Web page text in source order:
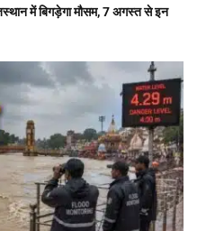
में बिगड़ेगा मौसम, 7 अगस्त से इन